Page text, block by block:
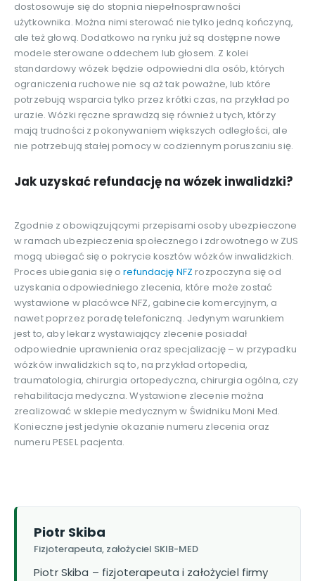
dostosowuje się do stopnia niepełnosprawności
użytkownika. Można nimi sterować nie tylko jedną kończyną,
ale też głową. Dodatkowo na rynku już są dostępne nowe
modele sterowane oddechem lub głosem. Z kolei
standardowy wózek będzie odpowiedni dla osób, których
ograniczenia ruchowe nie są aż tak poważne, lub które
potrzebują wsparcia tylko przez krótki czas, na przykład po
urazie. Wózki ręczne sprawdzą się również u tych, którzy
mają trudności z pokonywaniem większych odległości, ale
nie potrzebują stałej pomocy w codziennym poruszaniu się.
Jak uzyskać refundację na wózek inwalidzki?
Zgodnie z obowiązującymi przepisami osoby ubezpieczone
w ramach ubezpieczenia społecznego i zdrowotnego w ZUS
mogą ubiegać się o pokrycie kosztów wózków inwalidzkich.
Proces ubiegania się orefundację NFZ rozpoczyna się od
uzyskania odpowiedniego zlecenia, które może zostać
wystawione w placówce NFZ, gabinecie komercyjnym, a
nawet poprzez poradę telefoniczną. Jedynym warunkiem
jest to, aby lekarz wystawiający zlecenie posiadał
odpowiednie uprawnienia oraz specjalizację – w przypadku
wózków inwalidzkich są to, na przykład ortopedia,
traumatologia, chirurgia ortopedyczna, chirurgia ogólna, czy
rehabilitacja medyczna. Wystawione zlecenie można
zrealizować w sklepie medycznym w Świdniku Moni Med.
Konieczne jest jedynie okazanie numeru zlecenia oraz
numeru PESEL pacjenta.
Piotr Skiba
Fizjoterapeuta, założyciel SKIB-MED
Piotr Skiba – fizjoterapeuta i założyciel firmy